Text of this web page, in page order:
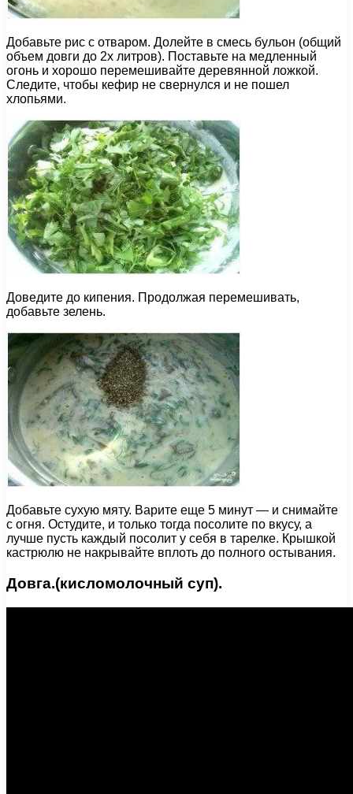
Добавьте рис с отваром. Долейте в смесь бульон (общий
объем довги до 2х литров). Поставьте на медленный
огонь и хорошо перемешивайте деревянной ложкой.
Следите, чтобы кефир не свернулся и не пошел
хлопьями.
Доведите до кипения. Продолжая перемешивать,
добавьте зелень.
Добавьте сухую мяту. Варите еще 5 минут — и снимайте
с огня. Остудите, и только тогда посолите по вкусу, а
лучше пусть каждый посолит у себя в тарелке. Крышкой
кастрюлю не накрывайте вплоть до полного остывания.
Довга.(кисломолочный суп).